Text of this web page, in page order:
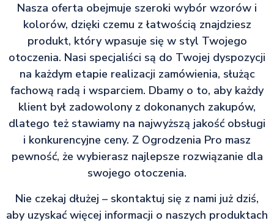
Nasza oferta obejmuje szeroki wybór wzorów i
kolorów, dzięki czemu z łatwością znajdziesz
produkt, który wpasuje się w styl Twojego
otoczenia. Nasi specjaliści są do Twojej dyspozycji
na każdym etapie realizacji zamówienia, służąc
fachową radą i wsparciem. Dbamy o to, aby każdy
klient był zadowolony z dokonanych zakupów,
dlatego też stawiamy na najwyższą jakość obsługi
i konkurencyjne ceny. Z Ogrodzenia Pro masz
pewność, że wybierasz najlepsze rozwiązanie dla
swojego otoczenia.
Nie czekaj dłużej – skontaktuj się z nami już dziś,
aby uzyskać więcej informacji o naszych produktach